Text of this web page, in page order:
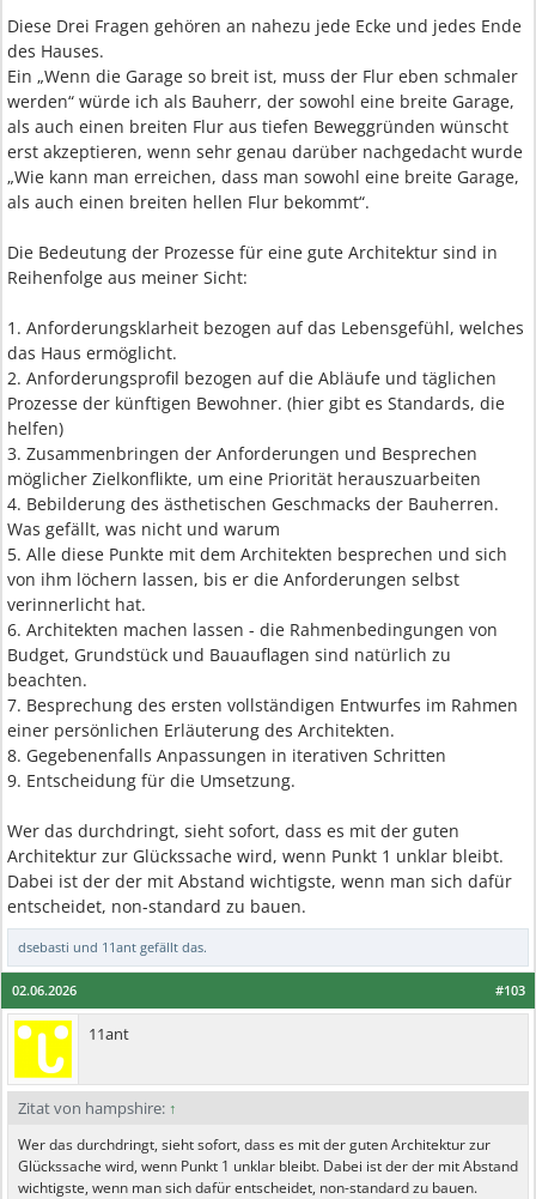
Diese Drei Fragen gehören an nahezu jede Ecke und jedes Ende
des Hauses.
Ein „Wenn die Garage so breit ist, muss der Flur eben schmaler
werden“ würde ich als Bauherr, der sowohl eine breite Garage,
als auch einen breiten Flur aus tiefen Beweggründen wünscht
erst akzeptieren, wenn sehr genau darüber nachgedacht wurde
„Wie kann man erreichen, dass man sowohl eine breite Garage,
als auch einen breiten hellen Flur bekommt“.
Die Bedeutung der Prozesse für eine gute Architektur sind in
Reihenfolge aus meiner Sicht:
1. Anforderungsklarheit bezogen auf das Lebensgefühl, welches
das Haus ermöglicht.
2. Anforderungsprofil bezogen auf die Abläufe und täglichen
Prozesse der künftigen Bewohner. (hier gibt es Standards, die
helfen)
3. Zusammenbringen der Anforderungen und Besprechen
möglicher Zielkonflikte, um eine Priorität herauszuarbeiten
4. Bebilderung des ästhetischen Geschmacks der Bauherren.
Was gefällt, was nicht und warum
5. Alle diese Punkte mit dem Architekten besprechen und sich
von ihm löchern lassen, bis er die Anforderungen selbst
verinnerlicht hat.
6. Architekten machen lassen - die Rahmenbedingungen von
Budget, Grundstück und Bauauflagen sind natürlich zu
beachten.
7. Besprechung des ersten vollständigen Entwurfes im Rahmen
einer persönlichen Erläuterung des Architekten.
8. Gegebenenfalls Anpassungen in iterativen Schritten
9. Entscheidung für die Umsetzung.
Wer das durchdringt, sieht sofort, dass es mit der guten
Architektur zur Glückssache wird, wenn Punkt 1 unklar bleibt.
Dabei ist der der mit Abstand wichtigste, wenn man sich dafür
entscheidet, non-standard zu bauen.
dsebasti und 11ant gefällt das.
#103
02.06.2026
11ant
Zitat von hampshire: ↑
Wer das durchdringt, sieht sofort, dass es mit der guten Architektur zur
Glückssache wird, wenn Punkt 1 unklar bleibt. Dabei ist der der mit Abstand
wichtigste, wenn man sich dafür entscheidet, non-standard zu bauen.